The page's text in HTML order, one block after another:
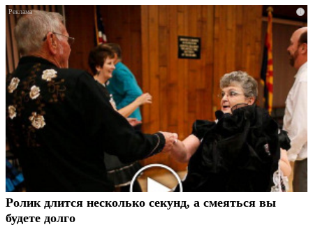
i
Ролик длится несколько секунд, а смеяться вы
будете долго